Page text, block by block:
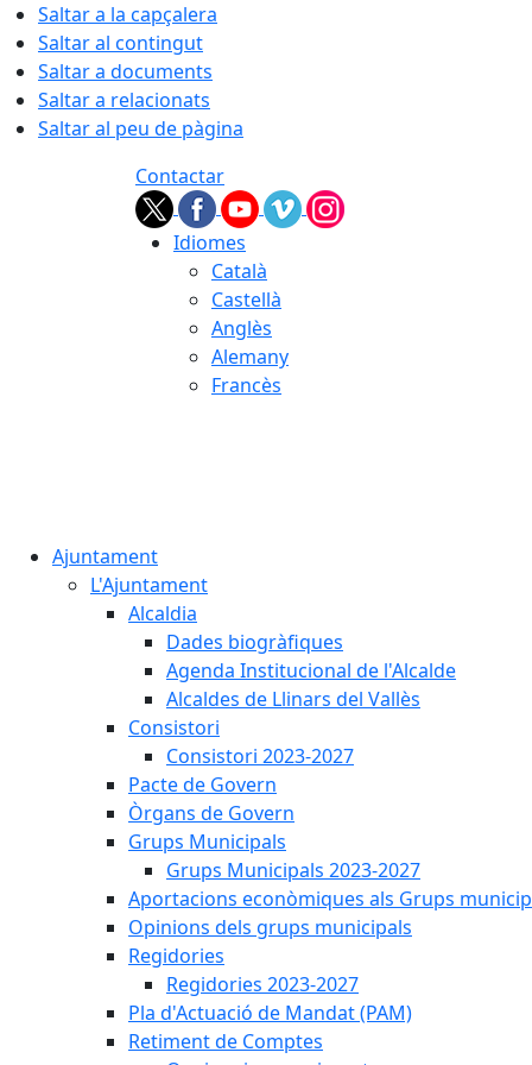
Saltar a la capçalera
Saltar al contingut
Saltar a documents
Saltar a relacionats
Saltar al peu de pàgina
Contactar
Idiomes
Català
Castellà
Anglès
Alemany
Francès
Ajuntament
L'Ajuntament
Alcaldia
Dades biogràfiques
Agenda Institucional de l'Alcalde
Alcaldes de Llinars del Vallès
Consistori
Consistori 2023-2027
Pacte de Govern
Òrgans de Govern
Grups Municipals
Grups Municipals 2023-2027
Aportacions econòmiques als Grups
Opinions dels grups municipals
Regidories
Regidories 2023-2027
Pla d'Actuació de Mandat (PAM)
Retiment de Comptes